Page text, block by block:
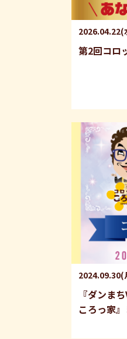
2026.04.22(
第2回コロ
2024.09.30(
『ダンま
ころっ家